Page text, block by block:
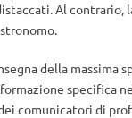
Al contrario,
della massima
specifica
comunicatori di